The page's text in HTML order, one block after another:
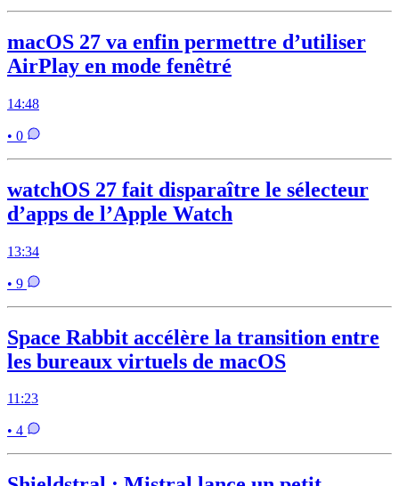
macOS 27 va enfin permettre d’utiliser
AirPlay en mode fenêtré
14:48
• 0
watchOS 27 fait disparaître le sélecteur
d’apps de l’Apple Watch
13:34
• 9
Space Rabbit accélère la transition entre
les bureaux virtuels de macOS
11:23
• 4